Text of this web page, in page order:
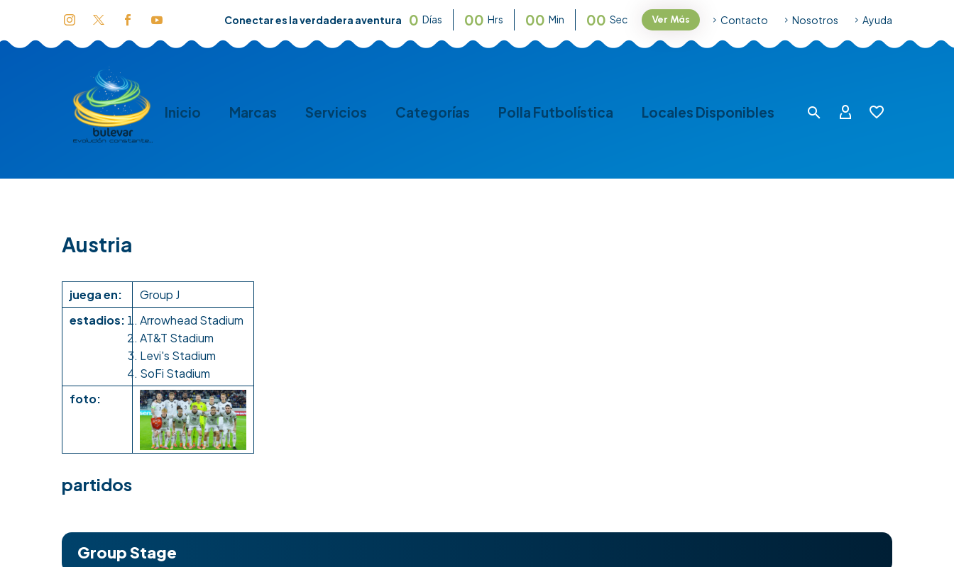
Conectar es la verdadera aventura 0 Días 00 Hrs 00 Min 00 Sec Ver Más Contacto Nosotros Ayuda
Inicio Marcas Servicios Categorías Polla Futbolística Locales Disponibles
Austria
juega en:
Group J
estadios:
Arrowhead Stadium
AT&T Stadium
Levi's Stadium
SoFi Stadium
foto:
partidos
Group Stage